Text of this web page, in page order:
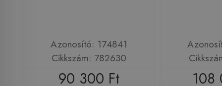
Azonosító: 174841
Cikkszám: 782630
90 300 Ft 108